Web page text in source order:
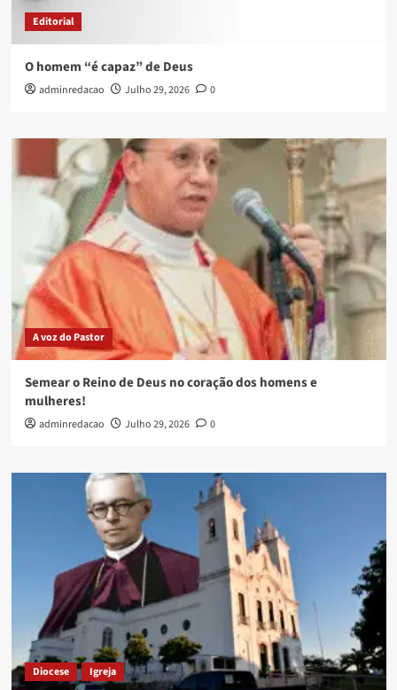
Editorial
O homem “é capaz” de Deus
adminredacao Julho 29, 2026 0
A voz do Pastor
Semear o Reino de Deus no coração dos homens e
mulheres!
adminredacao Julho 29, 2026 0
Diocese Igreja